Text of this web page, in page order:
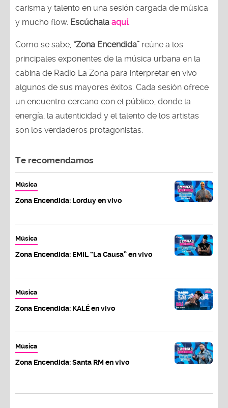
carisma y talento en una sesión cargada de música
y mucho flow. Escúchala aquí.
Como se sabe, “Zona Encendida” reúne a los
principales exponentes de la música urbana en la
cabina de Radio La Zona para interpretar en vivo
algunos de sus mayores éxitos. Cada sesión ofrece
un encuentro cercano con el público, donde la
energía, la autenticidad y el talento de los artistas
son los verdaderos protagonistas.
Te recomendamos
Música
Zona Encendida: Lorduy en vivo
Música
Zona Encendida: EMIL “La Causa” en vivo
Música
Zona Encendida: KALÉ en vivo
Música
Zona Encendida: Santa RM en vivo